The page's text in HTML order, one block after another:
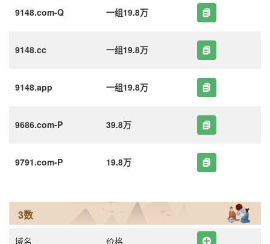
9148.com-Q 一组19.8万
9148.cc 一组19.8万
9148.app 一组19.8万
9686.com-P 39.8万
9791.com-P 19.8万
3数
域名 价格